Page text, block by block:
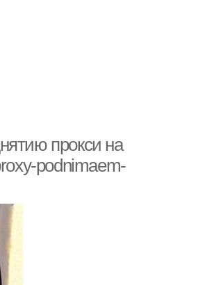
прокси на
podnimaem-